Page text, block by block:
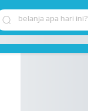
belanja apa hari ini?